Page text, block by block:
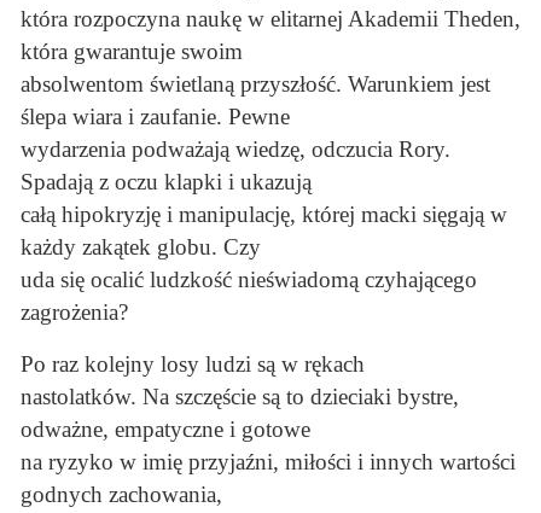
która rozpoczyna naukę w elitarnej Akademii Theden,
która gwarantuje swoim
absolwentom świetlaną przyszłość. Warunkiem jest
ślepa wiara i zaufanie. Pewne
wydarzenia podważają wiedzę, odczucia Rory.
Spadają z oczu klapki i ukazują
całą hipokryzję i manipulację, której macki sięgają w
każdy zakątek globu. Czy
uda się ocalić ludzkość nieświadomą czyhającego
zagrożenia?
Po raz kolejny losy ludzi są w rękach
nastolatków. Na szczęście są to dzieciaki bystre,
odważne, empatyczne i gotowe
na ryzyko w imię przyjaźni, miłości i innych wartości
godnych zachowania,